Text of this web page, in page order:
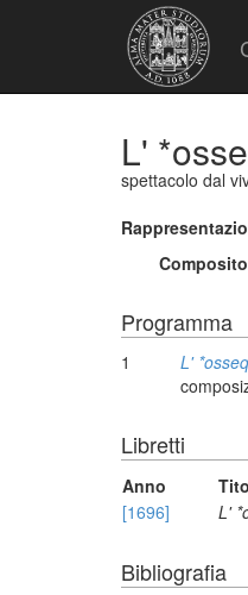
L'
spettacolo dal
Programma
1 L'
Libretti
Anno
[1696]
L'
Bibliografia